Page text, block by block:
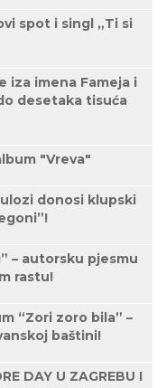
spot i singl „Ti si
iza imena Fameja i
desetaka tisuća
"Vreva"
donosi klupski
– autorsku pjesmu
rastu!
“Zori zoro bila” –
baštini!
DAY U ZAGREBU I